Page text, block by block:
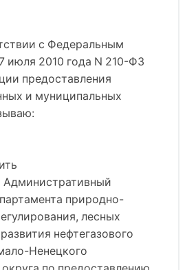
с Федеральным
июля 2010 года N 210-ФЗ
предоставления
и муниципальных
Административный
природно-
лесных
нефтегазового
Ненецкого